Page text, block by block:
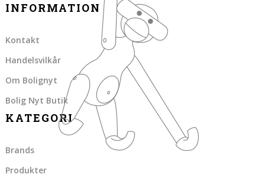
INFORMATION
Kontakt
Handelsvilkår
Om Bolignyt
Bolig Nyt Butik
KATEGORI
Brands
Produkter